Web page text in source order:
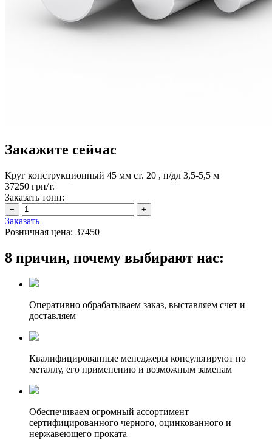
Закажите сейчас
Круг конструкционный 45 мм ст. 20 , н/дл 3,5-5,5 м
37250 грн/т.
Заказать тонн:
Заказать
Розничная цена: 37450
8 причин, почему выбирают нас:
Оперативно обрабатываем заказ, выставляем счет и
доставляем
Квалифицированные менеджеры консультируют по
металлу, его применению и возможным заменам
Обеспечиваем огромный ассортимент
сертифицированного черного, оцинкованного и
нержавеющего проката